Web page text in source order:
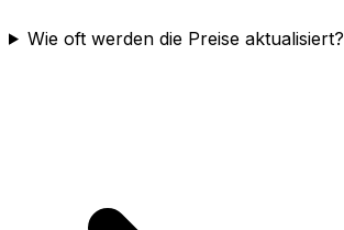
Wie oft werden die Preise aktualisiert?